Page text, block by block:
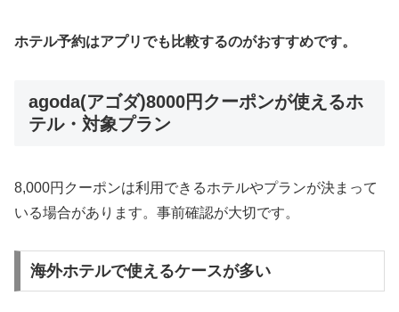
ホテル予約はアプリでも比較するのがおすすめです。
agoda(アゴダ)8000円クーポンが使えるホ
テル・対象プラン
8,000円クーポンは利用できるホテルやプランが決まって
いる場合があります。事前確認が大切です。
海外ホテルで使えるケースが多い